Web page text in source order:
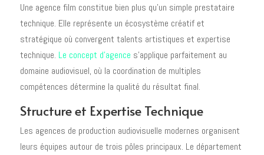
Une agence film constitue bien plus qu'un simple prestataire
technique. Elle représente un écosystème créatif et
stratégique où convergent talents artistiques et expertise
technique. Le concept d’agence s'applique parfaitement au
domaine audiovisuel, où la coordination de multiples
compétences détermine la qualité du résultat final.
Structure et Expertise Technique
Les agences de production audiovisuelle modernes organisent
leurs équipes autour de trois pôles principaux. Le département